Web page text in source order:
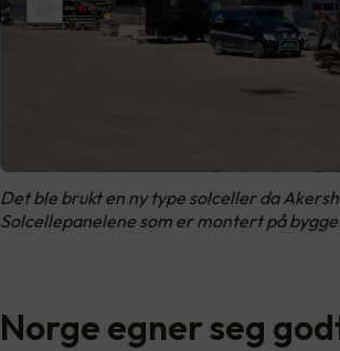
Det ble brukt en ny type solceller da
Solcellepanelene som er montert på
Norge egner seg